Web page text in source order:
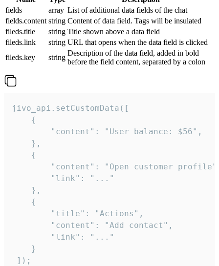
fields
array List of additional data fields of the chat
fields.content string Content of data field. Tags will be insulated
fileds.title
string Title shown above a data field
fileds.link
string URL that opens when the data field is clicked
fileds.key
string
Description of the data field, added in bold
before the field content, separated by a colon
jivo_api.setCustomData([
    {
        "content": "User balance: $56",
    },
    {
"content": "Open customer
        "link": "..."
    },
    {
        "title": "Actions",
        "content": "Add contact",
        "link": "..."
    }
]);